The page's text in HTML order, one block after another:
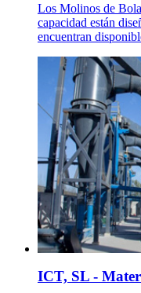
Los Molinos de
capacidad están
encuentran
ICT, SL -